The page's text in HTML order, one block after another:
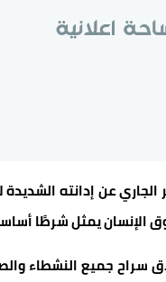
أعرب البرلمان الأوروبي في 23 يناير
يمثل شرطًا
سراح جميع النشطاء